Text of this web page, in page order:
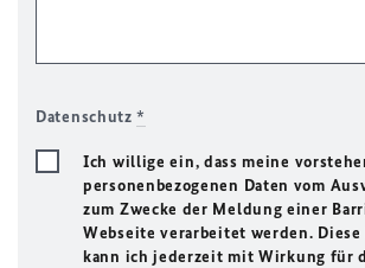
Datenschutz*
Ich willige ein, dass meine
personenbezogenen Daten vom
zum Zwecke der Meldung einer
Webseite verarbeitet werden.
kann ich jederzeit mit Wirkung für